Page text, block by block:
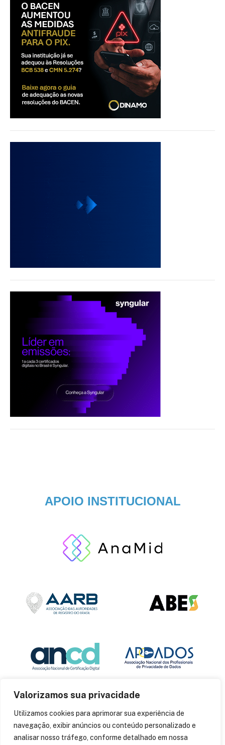
Valorizamos sua privacidade
Utilizamos cookies para aprimorar sua experiência de
navegação, exibir anúncios ou conteúdo personalizado e
analisar nosso tráfego, conforme detalhado em nossa
APOIO INSTITUCIONAL